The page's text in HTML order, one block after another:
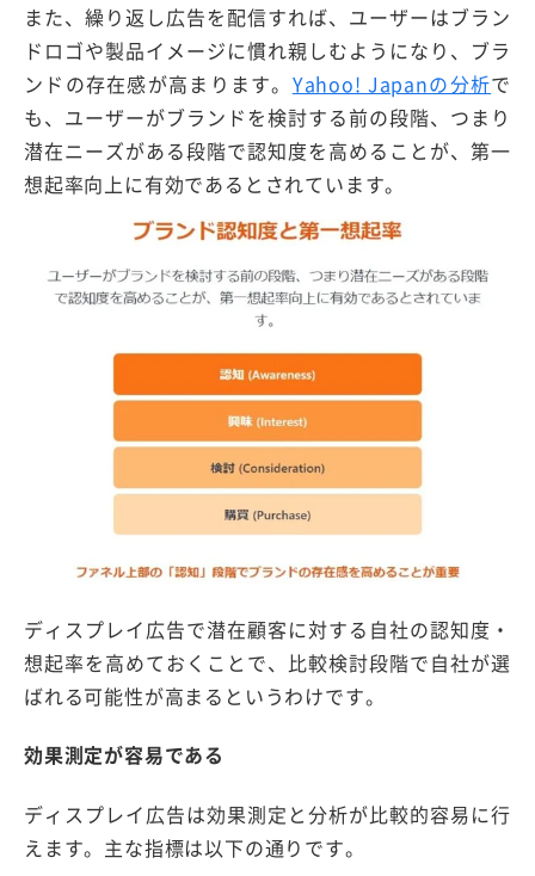
また、繰り返し広告を配信すれば、ユーザーはブラン
ドロゴや製品イメージに慣れ親しむようになり、ブラ
ンドの存在感が高まります。 Yahoo! Japanの分析で
も、ユーザーがブランドを検討する前の段階、つまり
潜在ニーズがある段階で認知度を高めることが、第一
想起率向上に有効であるとされています。
ディスプレイ広告で潜在顧客に対する自社の認知度・
想起率を高めておくことで、比較検討段階で自社が選
ばれる可能性が高まるというわけです。
効果測定が容易である
ディスプレイ広告は効果測定と分析が比較的容易に行
えます。主な指標は以下の通りです。